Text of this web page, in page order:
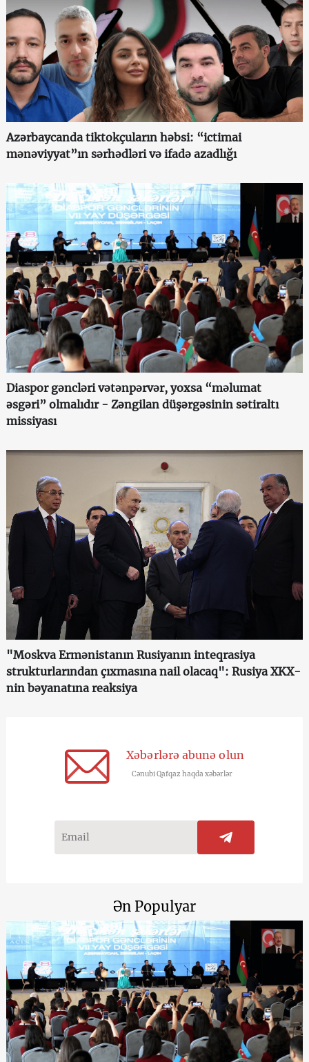
Azərbaycanda tiktokçuların həbsi: “ictimai
mənəviyyat”ın sərhədləri və ifadə azadlığı
Diaspor gəncləri vətənpərvər, yoxsa “məlumat
əsgəri” olmalıdır - Zəngilan düşərgəsinin sətiraltı
missiyası
"Moskva Ermənistanın Rusiyanın inteqrasiya
strukturlarından çıxmasına nail olacaq": Rusiya XKX-
nin bəyanatına reaksiya
Xəbərlərə abunə olun
Cənubi Qafqaz haqda xəbərlər
Ən Populyar